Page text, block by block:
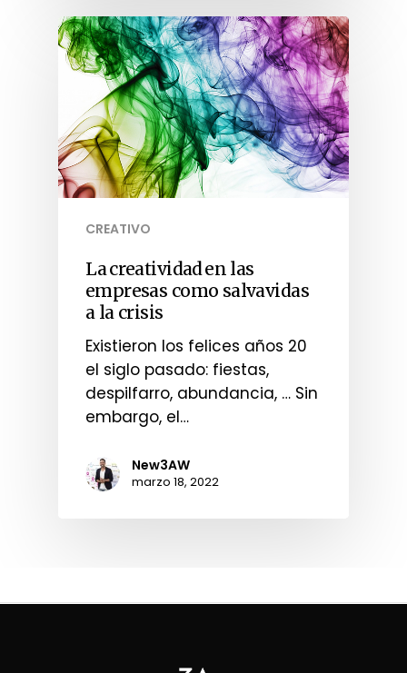
CREATIVO
La creatividad en las
empresas como salvavidas
a la crisis
Existieron los felices años 20
el siglo pasado: fiestas,
despilfarro, abundancia, … Sin
embargo, el…
New3AW
marzo 18, 2022